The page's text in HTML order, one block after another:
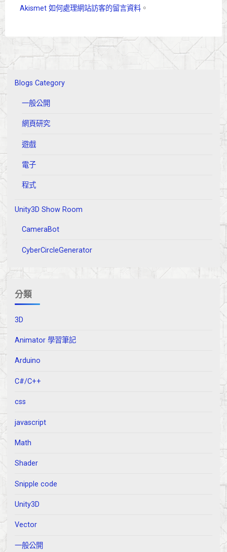
Akismet 如何處理網站訪客的留言資料。
Blogs Category
一般公開
網頁研究
遊戲
電子
程式
Unity3D Show Room
CameraBot
CyberCircleGenerator
分類
3D
Animator 學習筆記
Arduino
C#/C++
css
javascript
Math
Shader
Snipple code
Unity3D
Vector
一般公開